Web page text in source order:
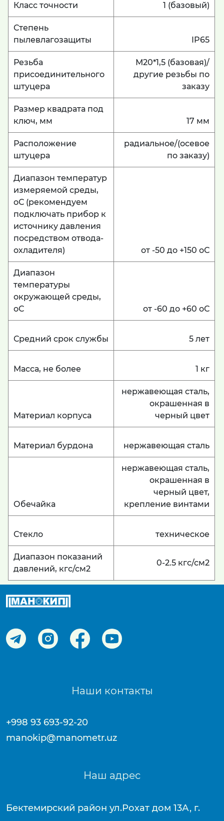
Класс точности 1 (базовый)
Степень
пылевлагозащиты
IP65
Резьба
присоединительного
штуцера
М20*1,5 (базовая)/
другие резьбы по
заказу
Размер квадрата под
ключ, мм
17 мм
Расположение
штуцера
радиальное/(осевое
по заказу)
Диапазон температур
измеряемой среды,
оС (рекомендуем
подключать прибор к
источнику давления
посредством отвода-
охладителя)
от -50 до +150 оС
Диапазон
температуры
окружающей среды,
оС
от -60 до +60 оС
Средний срок службы 5 лет
Масса, не более 1 кг
Материал корпуса
нержавеющая сталь,
окрашенная в
черный цвет
Материал бурдона нержавеющая сталь
Обечайка
нержавеющая сталь,
окрашенная в
черный цвет,
крепление винтами
Стекло техническое
Диапазон показаний
давлений, кгс/см2
0-2.5 кгс/см2
Наши контакты
+998 93 693-92-20
manokip@manometr.uz
Наш адрес
Бектемирский район ул.Рохат дом 13А, г.